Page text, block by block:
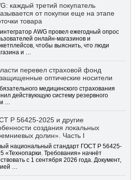
каждый третий покупатель
от покупки еще на этапе
товара
AWG провел ежегодный опрос
онлайн-магазинов и
чтобы выяснить, что люди
и …
перевел страховой фонд
оптические носители
медицинского страхования
действующую систему резервного
…
Р 56425-2025 и другие
создания локальных
долин». Часть I
национальный стандарт ГОСТ Р 56425-
«Технопарки. Требования» начнёт
с 1 сентября 2026 года. Документ,
…